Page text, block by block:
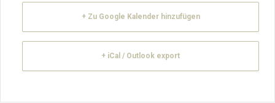
+ Zu Google Kalender hinzufügen
+ iCal / Outlook export